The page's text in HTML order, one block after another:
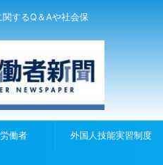
するQ＆Aや社会保
働者 外国人技能実習制度